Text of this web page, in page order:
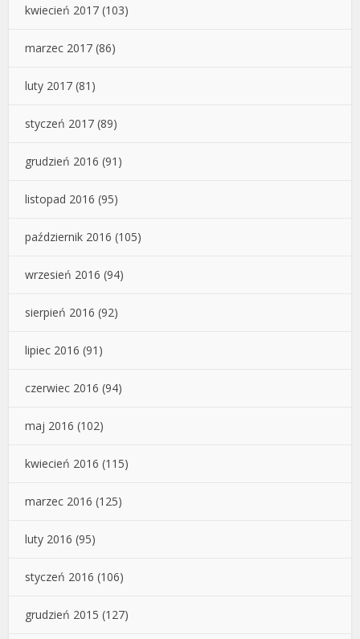
kwiecień 2017 (103)
marzec 2017 (86)
luty 2017 (81)
styczeń 2017 (89)
grudzień 2016 (91)
listopad 2016 (95)
październik 2016 (105)
wrzesień 2016 (94)
sierpień 2016 (92)
lipiec 2016 (91)
czerwiec 2016 (94)
maj 2016 (102)
kwiecień 2016 (115)
marzec 2016 (125)
luty 2016 (95)
styczeń 2016 (106)
grudzień 2015 (127)